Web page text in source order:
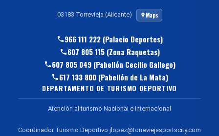
03183 Torrevieja (Alicante) Maps
966 111 222 (Palacio Deportes)
607 805 115 (Zona Raquetas)
607 805 049 (Pabellón Cecilio Gallego)
617 133 800 (Pabellón de La Mata)
DEPARTAMENTO DE TURISMO DEPORTIVO
Atención al turismo Nacional e Internacional
Coordinador Turismo Deportivo jlopez@torreviejasportscity.com